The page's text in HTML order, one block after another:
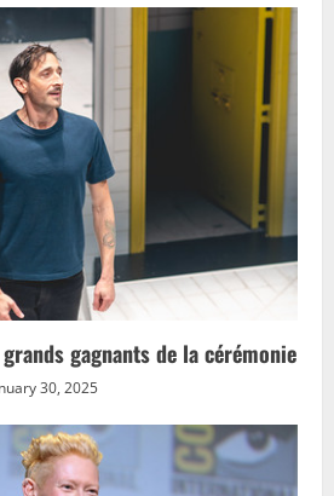
gagnants de la cérémonie
30, 2025